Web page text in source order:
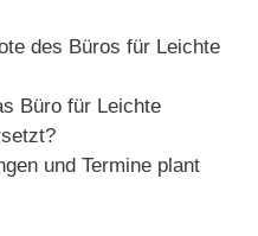
des Büros für Leichte
Büro für Leichte
und Termine plant